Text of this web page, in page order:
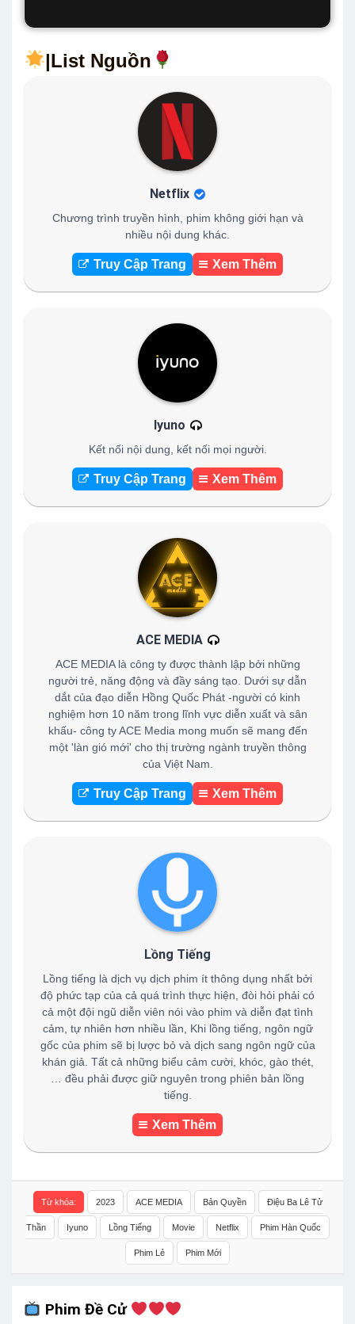
|List Nguồn
Netflix
Chương trình truyền hình, phim không giới hạn và
nhiều nội dung khác.
Truy Cập Trang Xem Thêm
Iyuno
Kết nối nội dung, kết nối mọi người.
Truy Cập Trang Xem Thêm
ACE MEDIA
ACE MEDIA là công ty được thành lập bởi những
người trẻ, năng động và đầy sáng tạo. Dưới sự dẫn
dắt của đạo diễn Hồng Quốc Phát -người có kinh
nghiệm hơn 10 năm trong lĩnh vực diễn xuất và sân
khấu- công ty ACE Media mong muốn sẽ mang đến
một 'làn gió mới' cho thị trường ngành truyền thông
của Việt Nam.
Truy Cập Trang Xem Thêm
Lồng Tiếng
Lồng tiếng là dịch vụ dịch phim ít thông dụng nhất bởi
độ phức tạp của cả quá trình thực hiện, đòi hỏi phải có
cả một đội ngũ diễn viên nói vào phim và diễn đạt tình
cảm, tự nhiên hơn nhiều lần, Khi lồng tiếng, ngôn ngữ
gốc của phim sẽ bị lược bỏ và dịch sang ngôn ngữ của
khán giả. Tất cả những biểu cảm cười, khóc, gào thét,
… đều phải được giữ nguyên trong phiên bản lồng
tiếng.
Xem Thêm
Từ khóa: 2023 ACE MEDIA Bản Quyền Điệu Ba Lê Tử
Thần Iyuno Lồng Tiếng Movie Netflix Phim Hàn Quốc
Phim Lẻ Phim Mới
Phim Đề Cử